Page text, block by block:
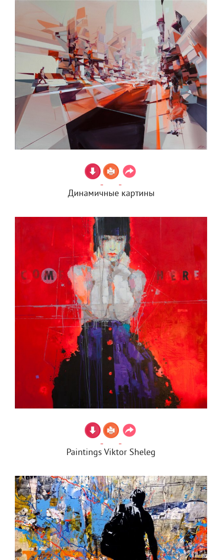
Динамичные картины
Paintings Viktor Sheleg